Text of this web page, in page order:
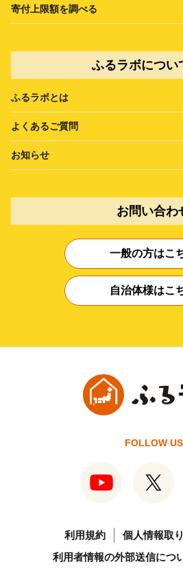
寄付上限額を調べる
ふるラボについ
ふるラボとは
よくあるご質問
お知らせ
お問い合わ
一般の方はこ
自治体様はこ
FOLLOW US
利用規約
個人情報取
利用者情報の外部送信につ